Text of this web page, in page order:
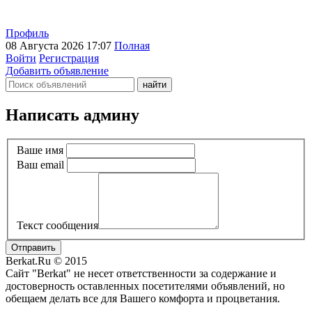
Профиль
08 Августа 2026 17:07 Полная
Войти Регистрация
Добавить объявление
Написать админу
Ваше имя
Ваш email
Текст сообщения
Отправить
Berkat.Ru © 2015
Сайт "Berkat" не несет ответственности за содержание и
достоверность оставленных посетителями объявлений, но
обещаем делать все для Вашего комфорта и процветания.